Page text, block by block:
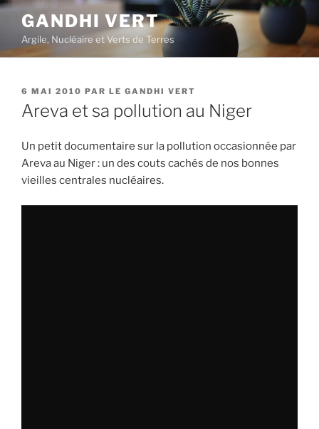
Aller
contenu
principal
GANDHI VERT
Argile, Nucléaire et Verts de Terres
PUBLIÉ
LE
6 MAI 2010 PAR LE GANDHI VERT
Areva et sa pollution au Niger
Un petit documentaire sur la pollution occasionnée par
Areva au Niger : un des couts cachés de nos bonnes
vieilles centrales nucléaires.